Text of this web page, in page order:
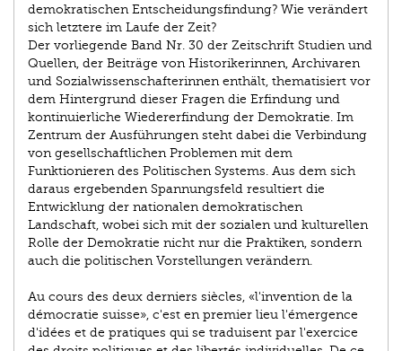
demokratischen Entscheidungsfindung? Wie verändert
sich letztere im Laufe der Zeit?
Der vorliegende Band Nr. 30 der Zeitschrift Studien und
Quellen, der Beiträge von Historikerinnen, Archivaren
und Sozialwissenschafterinnen enthält, thematisiert vor
dem Hintergrund dieser Fragen die Erfindung und
kontinuierliche Wiedererfindung der Demokratie. Im
Zentrum der Ausführungen steht dabei die Verbindung
von gesellschaftlichen Problemen mit dem
Funktionieren des Politischen Systems. Aus dem sich
daraus ergebenden Spannungsfeld resultiert die
Entwicklung der nationalen demokratischen
Landschaft, wobei sich mit der sozialen und kulturellen
Rolle der Demokratie nicht nur die Praktiken, sondern
auch die politischen Vorstellungen verändern.
Au cours des deux derniers siècles, «l'invention de la
démocratie suisse», c'est en premier lieu l'émergence
d'idées et de pratiques qui se traduisent par l'exercice